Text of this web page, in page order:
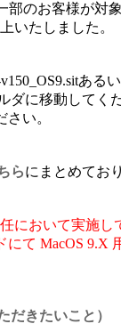
部のお客様が対
いたしました。
ある
ダに移動してく
さい。
らにまとめてお
において実施し
にて MacOS
だきたいこと）